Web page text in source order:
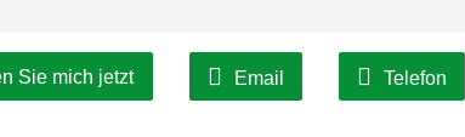
Sie mich jetzt Email Telefon